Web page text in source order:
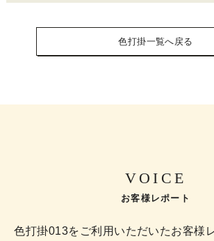
色打掛一覧へ戻る
VOICE
お客様レポート
色打掛013をご利用いただいたお客様